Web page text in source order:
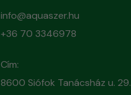
info@aquaszer.hu
+36 70 3346978
Cím:
8600 Siófok Tanácsház u. 29.